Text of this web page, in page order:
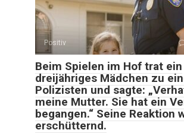
Positiv
Beim Spielen im Hof trat ein
dreijähriges Mädchen zu
Polizisten und sagte:
meine Mutter. Sie hat ein
begangen.“ Seine Reaktion
erschütternd.